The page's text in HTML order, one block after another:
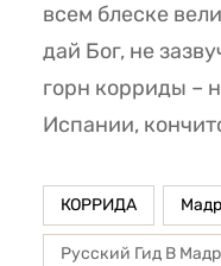
всем блеске
дай Бог, не
горн корриды –
Испании,
КОРРИДА
Русский Гид В